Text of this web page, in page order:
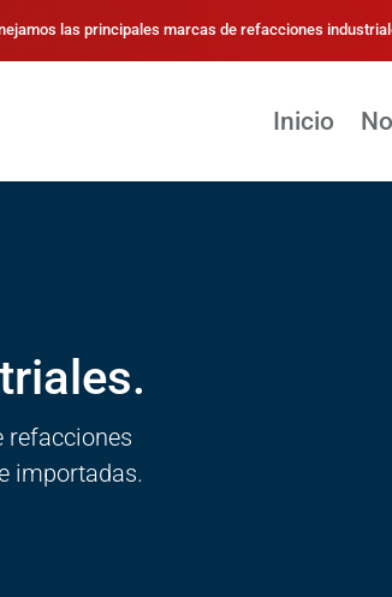
las principales marcas de refacciones
Inicio
refacciones
importadas.